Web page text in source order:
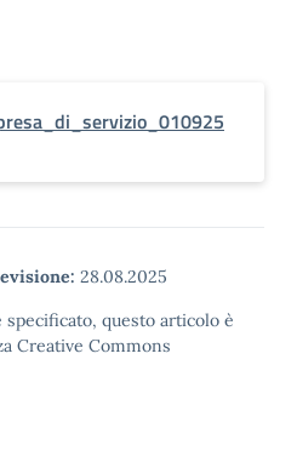
28.08.2025
questo articolo è
Creative Commons